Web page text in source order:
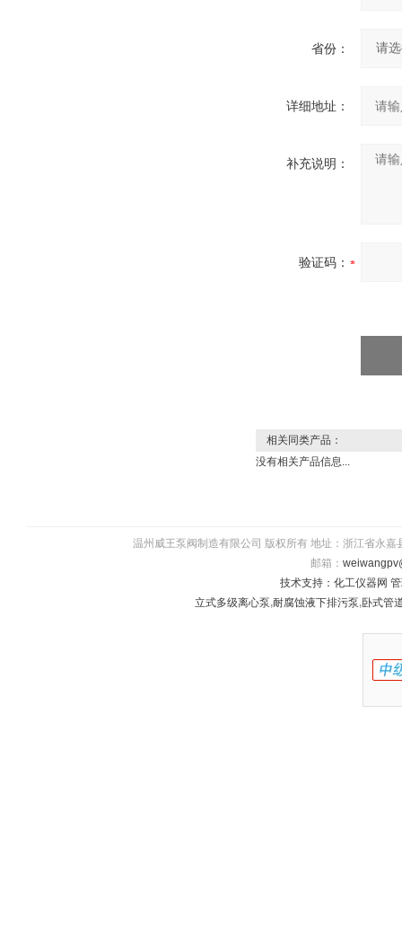
省份：
详细地址：
补充说明：
验证码：
相关同类产品：
没有相关产品信息...
温州威王泵阀制造有限公司 版权所有 地址：浙江省永
邮箱：
技术支持： 化工仪器网
立式多级离心泵,耐腐蚀液下排污泵,卧式管